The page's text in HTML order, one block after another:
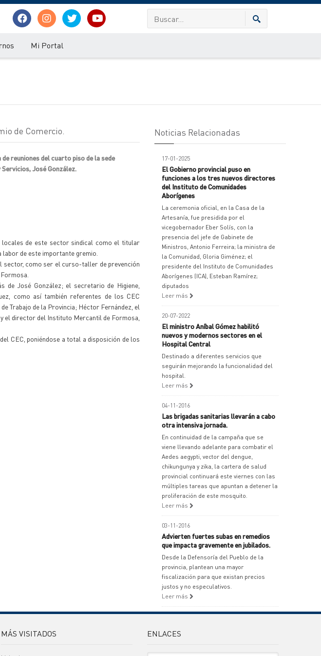
Mi Portal
de Comercio.
reuniones del cuarto piso de la sede
José González.
de este sector sindical como el titular
de este importante gremio.
sector, como ser el curso-taller de prevención
de José González; el secretario de Higiene,
como así también referentes de los CEC
Trabajo de la Provincia; Héctor Fernández, el
el director del Instituto Mercantil de Formosa,
CEC, poniéndose a total a disposición de los
Noticias Relacionadas
17-01-2025
El Gobierno provincial puso en
funciones a los tres nuevos directores
del Instituto de Comunidades
Aborígenes
La ceremonia oficial, en la Casa de la
Artesanía, fue presidida por el
vicegobernador Eber Solís, con la
presencia del jefe de Gabinete de
Ministros, Antonio Ferreira; la ministra de
la Comunidad, Gloria Giménez; el
presidente del Instituto de Comunidades
Aborígenes (ICA), Esteban Ramírez;
diputados
Leer más
20-07-2022
El ministro Aníbal Gómez habilitó
nuevos y modernos sectores en el
Hospital Central
Destinado a diferentes servicios que
seguirán mejorando la funcionalidad del
hospital.
Leer más
04-11-2016
Las brigadas sanitarias llevarán a cabo
otra intensiva jornada.
En continuidad de la campaña que se
viene llevando adelante para combatir el
Aedes aegypti, vector del dengue,
chikungunya y zika, la cartera de salud
provincial continuará este viernes con las
múltiples tareas que apuntan a detener la
proliferación de este mosquito.
Leer más
03-11-2016
Advierten fuertes subas en remedios
que impacta gravemente en jubilados.
Desde la Defensoría del Pueblo de la
provincia, plantean una mayor
fiscalización para que existan precios
justos y no especulativos.
Leer más
MÁS VISITADOS ENLACES